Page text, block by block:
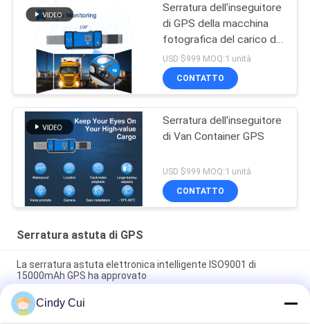
Serratura dell'inseguitore
di GPS della macchina
fotografica del carico di
Jointech
USD $999 MOQ:1 unità
CONTATTO
Serratura dell'inseguitore
di Van Container GPS
USD $999 MOQ:1 unità
CONTATTO
Serratura astuta di GPS
La serratura astuta elettronica intelligente ISO9001 di
15000mAh GPS ha approvato
Carico GPS di sicurezza del monitoraggio del contenitore della
serratura della guarnizione di Jointech JT705A GPS che segue
Cindy Cui